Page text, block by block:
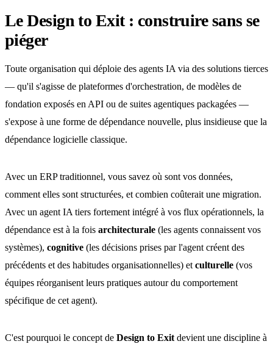
Le Design to Exit : construire sans se
piéger
Toute organisation qui déploie des agents IA via des solutions tierces
— qu'il s'agisse de plateformes d'orchestration, de modèles de
fondation exposés en API ou de suites agentiques packagées —
s'expose à une forme de dépendance nouvelle, plus insidieuse que la
dépendance logicielle classique.
Avec un ERP traditionnel, vous savez où sont vos données,
comment elles sont structurées, et combien coûterait une migration.
Avec un agent IA tiers fortement intégré à vos flux opérationnels, la
dépendance est à la fois architecturale (les agents connaissent vos
systèmes), cognitive (les décisions prises par l'agent créent des
précédents et des habitudes organisationnelles) et culturelle (vos
équipes réorganisent leurs pratiques autour du comportement
spécifique de cet agent).
C'est pourquoi le concept de Design to Exit devient une discipline à